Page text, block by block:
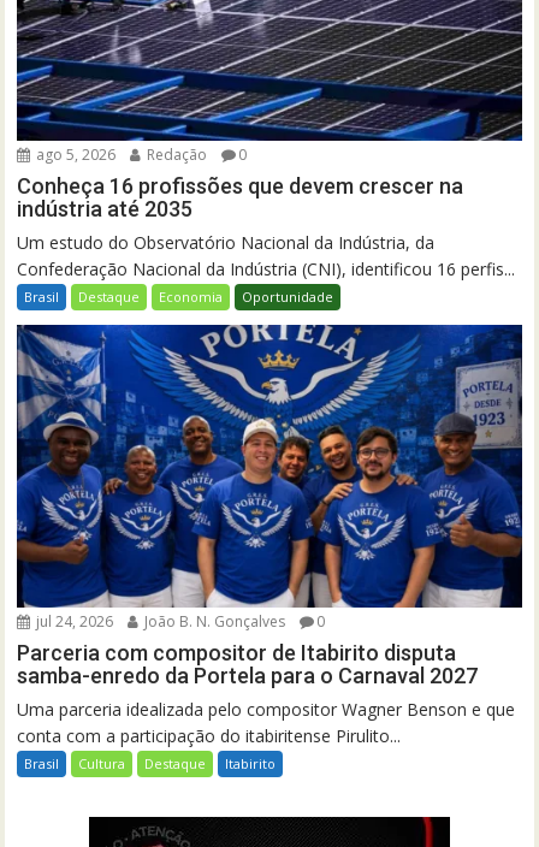
ago 5, 2026 Redação 0
Conheça 16 profissões que devem crescer na
indústria até 2035
Um estudo do Observatório Nacional da Indústria, da
Confederação Nacional da Indústria (CNI), identificou 16 perfis...
Brasil Destaque Economia Oportunidade
jul 24, 2026 João B. N. Gonçalves 0
Parceria com compositor de Itabirito disputa
samba-enredo da Portela para o Carnaval 2027
Uma parceria idealizada pelo compositor Wagner Benson e que
conta com a participação do itabiritense Pirulito...
Brasil Cultura Destaque Itabirito